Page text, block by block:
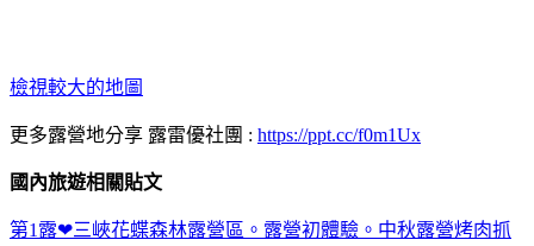
檢視較大的地圖
更多露營地分享 露雷優社團 : https://ppt.cc/f0m1Ux
國內旅遊相關貼文
第1露❤三峽花蝶森林露營區。露營初體驗。中秋露營烤肉抓